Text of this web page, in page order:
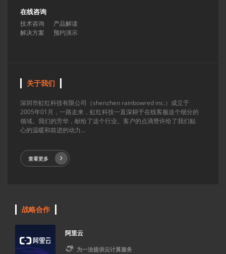
在线咨询
技术咨询
产品解读
解决方案
预约演示
关于我们
深圳市虹红科技有限公司（shenzhen rainbowred inc.）成立于
2005年01月，一路走来，虹红科技一直深耕于在线客服这个细分的
领域。我们的芳华，献给了这个行业。客户的点滴赞许给了我们贴
心的温暖和前进的动力...
查看更多
战略合作
阿里云
 为一洽提供云计算服务